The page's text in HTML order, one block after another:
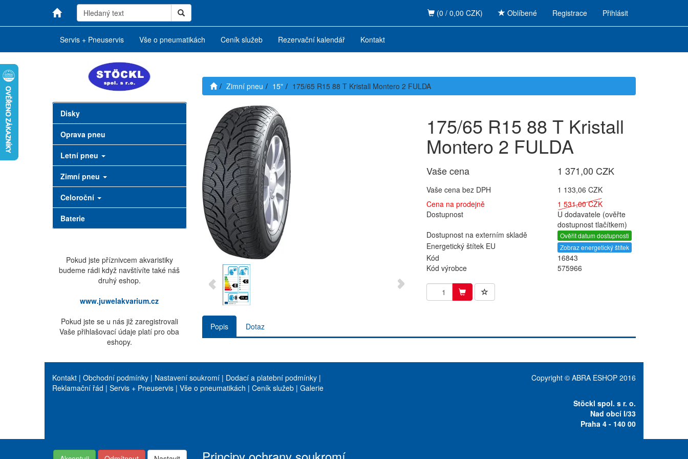
Registrace Přihlásit
(0 / 0,00 CZK) Oblíbené
Servis + Pneuservis Vše o pneumatikách Ceník služeb Rezervační kalendář Kontakt
Disky
Oprava pneu
Letní pneu
Zimní pneu
Celoroční
Baterie
Pokud jste příznivcem akvaristiky
budeme rádi když navštívíte také náš
druhý eshop.
www.juwelakvarium.cz
Pokud jste se u nás již zaregistrovali
Vaše přihlašovací údaje platí pro oba
eshopy.
Zimní pneu 15" 175/65 R15 88 T Kristall Montero 2 FULDA
175/65 R15 88 T Kristall
Montero 2 FULDA
Vaše cena 1 371,00 CZK
Vaše cena bez DPH
1 133,06 CZK
Cena na prodejně
1 531,00 CZK
Dostupnost
U dodavatele (ověřte
dostupnost tlačítkem)
Dostupnost na externím skladě
Ověřit datum dostupnosti
Energetický štítek EU Zobraz energetický štítek
Kód
16843
Kód výrobce
575966
Popis Dotaz
Kontakt | Obchodní podmínky | Nastavení soukromí | Dodací a platební podmínky |
Reklamační řád | Servis + Pneuservis | Vše o pneumatikách | Ceník služeb | Galerie
Copyright © ABRA ESHOP 2016
Stöckl spol. s r. o.
Nad obcí I/33
Praha 4 - 140 00